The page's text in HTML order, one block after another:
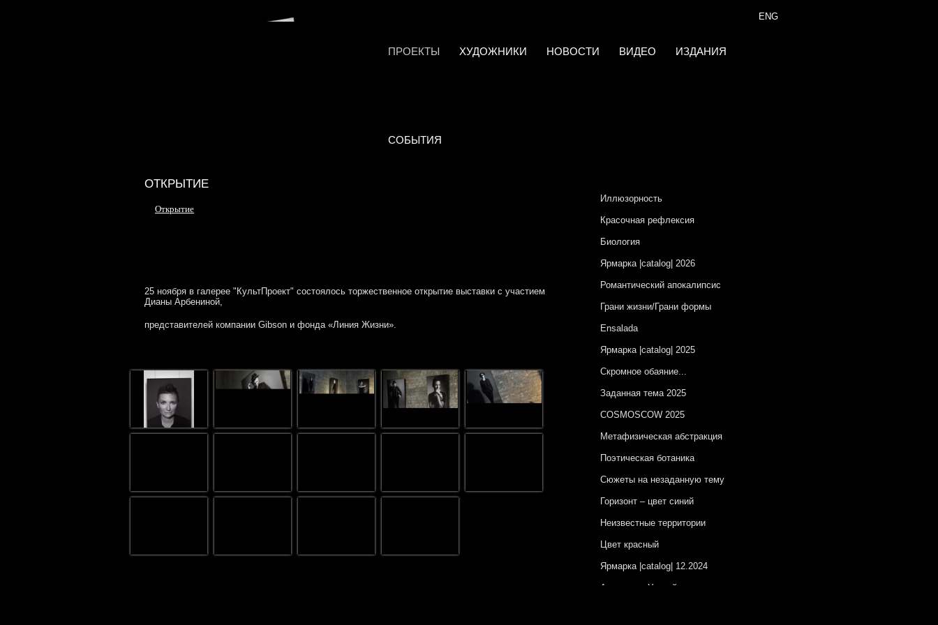
ENG
ПРОЕКТЫ ХУДОЖНИКИ НОВОСТИ ВИДЕО ИЗДАНИЯ
СОБЫТИЯ
ОТКРЫТИЕ
Открытие
25 ноября в галерее "КультПроект" состоялось торжественное открытие выставки с участием
Дианы Арбениной,
представителей компании Gibson и фонда «Линия Жизни».
Иллюзорность
Красочная рефлексия
Биология
Ярмарка |catalog| 2026
Романтический апокалипсис
Грани жизни/Грани формы
Ensalada
Ярмарка |catalog| 2025
Скромное обаяние...
Заданная тема 2025
COSMOSCOW 2025
Метафизическая абстракция
Поэтическая ботаника
Сюжеты на незаданную тему
Горизонт – цвет синий
Неизвестные территории
Цвет красный
Ярмарка |catalog| 12.2024
Архипелаг Утопий